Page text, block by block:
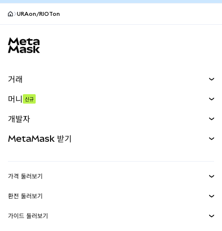
URAon/RIOTon
거래
무기한 선물
실물자산
머니 신규
개발자
MetaMask Connect
Snaps
MetaMask 받기
보안
가격 둘러보기
이더리움 가격
솔라나 가격
환전 둘러보기
ETH를 USD로 환전
가이드 둘러보기